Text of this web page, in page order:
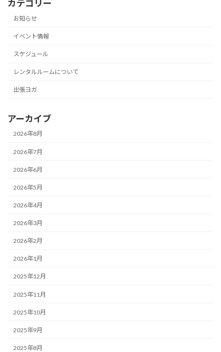
カテゴリー
お知らせ
イベント情報
スケジュール
レンタルルームについて
出張ヨガ
アーカイブ
2026年8月
2026年7月
2026年6月
2026年5月
2026年4月
2026年3月
2026年2月
2026年1月
2025年12月
2025年11月
2025年10月
2025年9月
2025年8月